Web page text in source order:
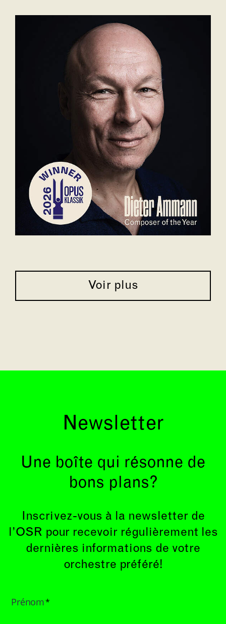
Voir plus
Newsletter
Une boîte qui résonne de
bons plans?
Inscrivez-vous à la newsletter de
l’OSR pour recevoir régulièrement les
dernières informations de votre
orchestre préféré!
Prénom*